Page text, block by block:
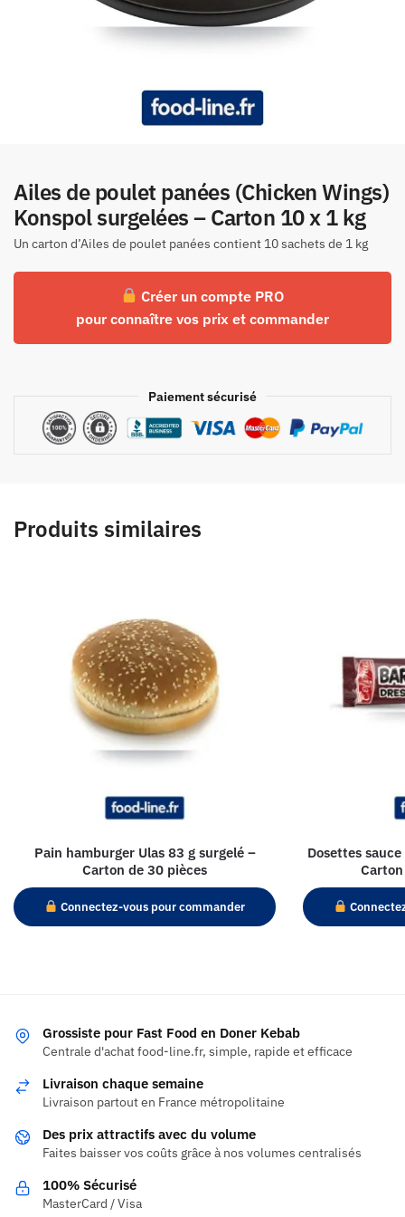
Ailes de poulet panées (Chicken Wings)
Konspol surgelées – Carton 10 x 1 kg
Un carton d’Ailes de poulet panées contient 10 sachets de 1 kg
Créer un compte PRO
pour connaître vos prix et commander
Paiement sécurisé
Produits similaires
Pain hamburger Ulas 83 g surgelé –
Carton de 30 pièces
Connectez-vous pour commander
Dosettes
Grossiste pour Fast Food en Doner Kebab
Centrale d'achat food-line.fr, simple, rapide et efficace
Livraison chaque semaine
Livraison partout en France métropolitaine
Des prix attractifs avec du volume
Faites baisser vos coûts grâce à nos volumes centralisés
100% Sécurisé
MasterCard / Visa